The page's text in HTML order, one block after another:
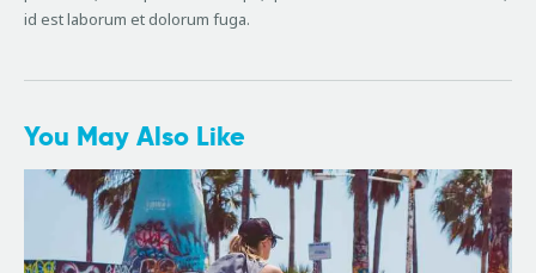
id est laborum et dolorum fuga.
You May Also Like